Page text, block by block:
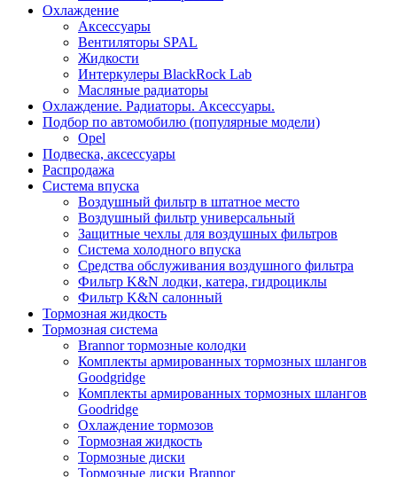
Охлаждение
Аксессуары
Вентиляторы SPAL
Жидкости
Интеркулеры BlackRock Lab
Масляные радиаторы
Охлаждение. Радиаторы. Аксессуары.
Подбор по автомобилю (популярные модели)
Opel
Подвеска, аксессуары
Распродажа
Система впуска
Воздушный фильтр в штатное место
Воздушный фильтр универсальный
Защитные чехлы для воздушных фильтров
Система холодного впуска
Средства обслуживания воздушного фильтра
Фильтр K&N лодки, катера, гидроциклы
Фильтр K&N салонный
Тормозная жидкость
Тормозная система
Brannor тормозные колодки
Комплекты армированных тормозных шлангов
Goodgridge
Комплекты армированных тормозных шлангов
Goodridge
Охлаждение тормозов
Тормозная жидкость
Тормозные диски
Тормозные диски Brannor